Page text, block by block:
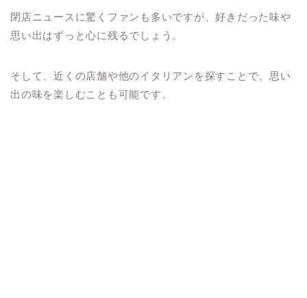
閉店ニュースに驚くファンも多いですが、好きだった味や
思い出はずっと心に残るでしょう。
そして、近くの店舗や他のイタリアンを探すことで、思い
出の味を楽しむことも可能です。